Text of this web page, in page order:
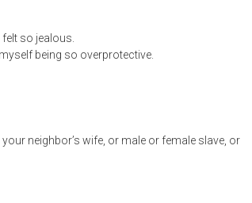
felt so jealous.
being so overprotective.
neighbor’s wife, or male or female slave, or